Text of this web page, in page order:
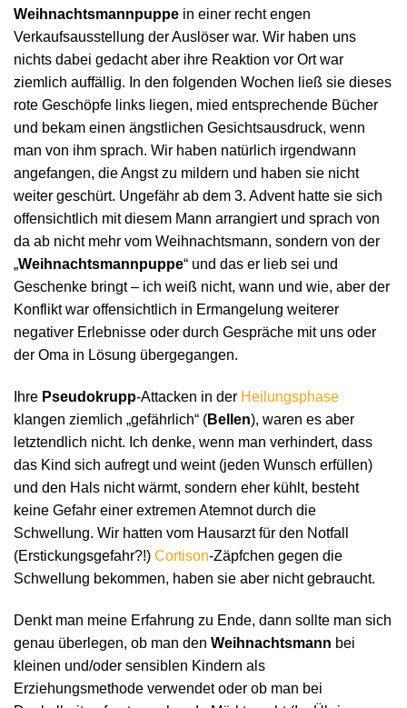
Weihnachtsmannpuppe in einer recht engen
Verkaufsausstellung der Auslöser war. Wir haben uns
nichts dabei gedacht aber ihre Reaktion vor Ort war
ziemlich auffällig. In den folgenden Wochen ließ sie dieses
rote Geschöpfe links liegen, mied entsprechende Bücher
und bekam einen ängstlichen Gesichtsausdruck, wenn
man von ihm sprach. Wir haben natürlich irgendwann
angefangen, die Angst zu mildern und haben sie nicht
weiter geschürt. Ungefähr ab dem 3. Advent hatte sie sich
offensichtlich mit diesem Mann arrangiert und sprach von
da ab nicht mehr vom Weihnachtsmann, sondern von der
„Weihnachtsmannpuppe“ und das er lieb sei und
Geschenke bringt – ich weiß nicht, wann und wie, aber der
Konflikt war offensichtlich in Ermangelung weiterer
negativer Erlebnisse oder durch Gespräche mit uns oder
der Oma in Lösung übergegangen.
Ihre Pseudokrupp-Attacken in der Heilungsphase
klangen ziemlich „gefährlich“ (Bellen), waren es aber
letztendlich nicht. Ich denke, wenn man verhindert, dass
das Kind sich aufregt und weint (jeden Wunsch erfüllen)
und den Hals nicht wärmt, sondern eher kühlt, besteht
keine Gefahr einer extremen Atemnot durch die
Schwellung. Wir hatten vom Hausarzt für den Notfall
(Erstickungsgefahr?!) Cortison-Zäpfchen gegen die
Schwellung bekommen, haben sie aber nicht gebraucht.
Denkt man meine Erfahrung zu Ende, dann sollte man sich
genau überlegen, ob man den Weihnachtsmann bei
kleinen und/oder sensiblen Kindern als
Erziehungsmethode verwendet oder ob man bei